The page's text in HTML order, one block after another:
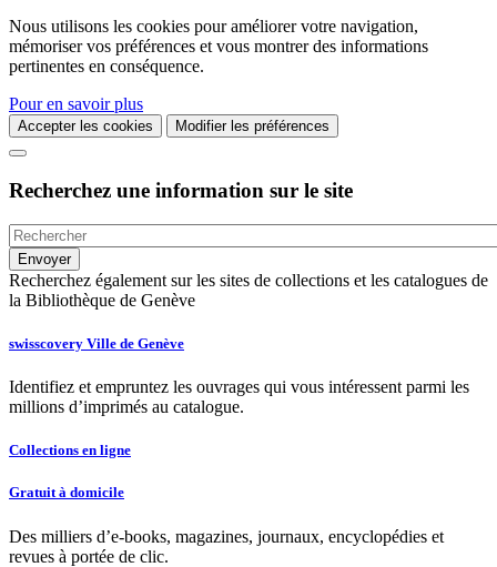
Nous utilisons les cookies pour améliorer votre navigation,
mémoriser vos préférences et vous montrer des informations
pertinentes en conséquence.
Pour en savoir plus
Accepter les cookies Modifier les préférences
Recherchez une information sur le site
Recherchez également sur les sites de collections et les catalogues de
la Bibliothèque de Genève
swisscovery Ville de Genève
Identifiez et empruntez les ouvrages qui vous intéressent parmi les
millions d’imprimés au catalogue.
Collections en ligne
Gratuit à domicile
Des milliers d’e-books, magazines, journaux, encyclopédies et
revues à portée de clic.